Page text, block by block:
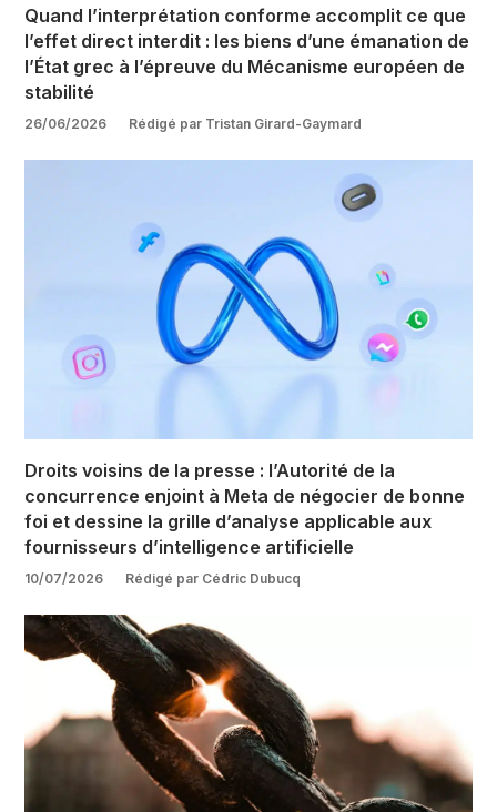
Droits voisins de la presse : l’Autorité de la
concurrence enjoint à Meta de négocier de bonne
foi et dessine la grille d’analyse applicable aux
fournisseurs d’intelligence artificielle
10/07/2026 Rédigé par Cédric Dubucq
Quand l’interprétation conforme accomplit ce que
l’effet direct interdit : les biens d’une émanation de
l’État grec à l’épreuve du Mécanisme européen de
stabilité
26/06/2026 Rédigé par Tristan Girard-Gaymard